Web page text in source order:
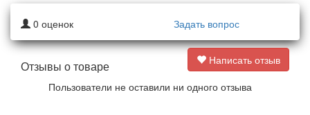
0 оценок Задать вопрос
Отзывы о товаре
Написать отзыв
Пользователи не оставили ни одного отзыва